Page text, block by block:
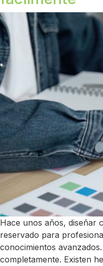
Hace unos años, diseñar
reservado para
conocimientos
completamente. Existen